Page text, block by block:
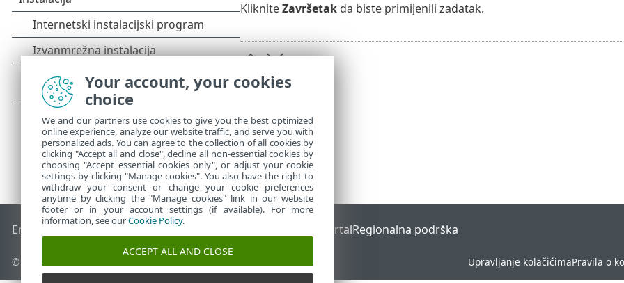
KlikniteZavršetakda biste primijenili zadatak.
End of Life ESET-ova baza znanjaESET-ov forum ESET Status PortalRegionalna podrška
© 1992 - 2026 ESET, spol. s r.o. – Sva prava pridržana. Upravljanje kolačićimaPravila o
Your account, your cookies
choice
We and our partners use cookies to give you the best optimized
online experience, analyze our website traffic, and serve you with
personalized ads. You can agree to the collection of all cookies by
clicking "Accept all and close", decline all non-essential cookies by
choosing "Accept essential cookies only", or adjust your cookie
settings by clicking "Manage cookies". You also have the right to
withdraw your consent or change your cookie preferences
anytime by clicking the "Manage cookies" link in our website
footer or in your account settings (if available). For more
information, see ourCookie Policy.
ACCEPT ALL AND CLOSE